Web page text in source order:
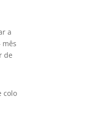
a
mês
de
colo